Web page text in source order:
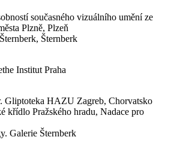
současného vizuálního umění ze
Plzně, Plzeň
Šternberk
Institut Praha
Gliptoteka HAZU Zagreb, Chorvatsko
křídlo Pražského hradu, Nadace pro
Galerie Šternberk